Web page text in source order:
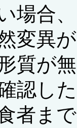
場合
変異
質が
認し
者ま